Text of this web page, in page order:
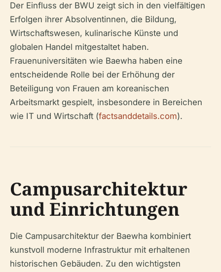
Der Einfluss der BWU zeigt sich in den vielfältigen
Erfolgen ihrer Absolventinnen, die Bildung,
Wirtschaftswesen, kulinarische Künste und
globalen Handel mitgestaltet haben.
Frauenuniversitäten wie Baewha haben eine
entscheidende Rolle bei der Erhöhung der
Beteiligung von Frauen am koreanischen
Arbeitsmarkt gespielt, insbesondere in Bereichen
wie IT und Wirtschaft (factsanddetails.com).
Campusarchitektur
und Einrichtungen
Die Campusarchitektur der Baewha kombiniert
kunstvoll moderne Infrastruktur mit erhaltenen
historischen Gebäuden. Zu den wichtigsten